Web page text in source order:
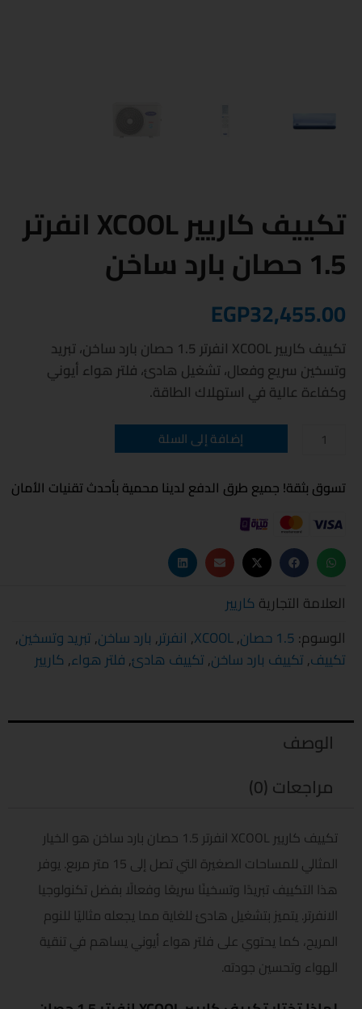
تكييف كاريير XCOOL انفرتر
1.5 حصان بارد ساخن
EGP32,455.00
تكييف كاريير XCOOL انفرتر 1.5 حصان بارد ساخن، تبريد
وتسخين سريع وفعال، تشغيل هادئ، فلتر هواء أيوني
وكفاءة عالية في استهلاك الطاقة.
تكييف
انفرتر
1.5
بارد
ساخن
إضافة إلى السلة
تسوق بثقة! جميع طرق الدفع لدينا محمية بأحدث تقنيات الأمان
العلامة التجارية كاريير
الوسوم:1.5 حصان ,
XCOOL
, انفرتر, بارد ساخن,تبريد وتسخين,
تكييف,تكييف بارد ساخن,تكييف هادئ,فلتر هواء, كاريير
الوصف
مراجعات (0)
تكييف كاريير XCOOL انفرتر 1.5 حصان بارد ساخن هو الخيار
المثالي للمساحات الصغيرة التي تصل إلى 15 متر مربع. يوفر
هذا التكييف تبريدًا وتسخينًا سريعًا وفعالًا بفضل تكنولوجيا
الانفرتر. يتميز بتشغيل هادئ للغاية مما يجعله مثاليًا للنوم
المريح، كما يحتوي على فلتر هواء أيوني يساهم في تنقية
الهواء وتحسين جودته.